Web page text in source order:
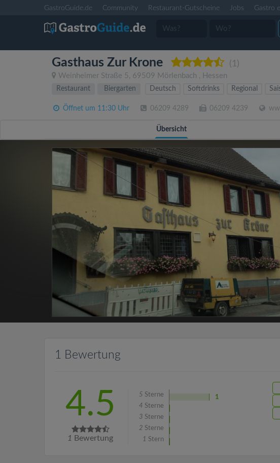
GastroGuide.de Community Restaurant-Gutscheine Jobs Gastro
Gasthaus Zur Krone (1)
Weinheimer Straße 5 , 69509 Mörlenbach , Hessen
Restaurant
Biergarten Deutsch Softdrinks Regional
Öffnet um 11:30 Uhr 06209 4289 06209 4239
Übersicht
1 Bewertung
4.5
1 Bewertung
5 Sterne
1
4 Sterne
3 Sterne
2 Sterne
1 Stern